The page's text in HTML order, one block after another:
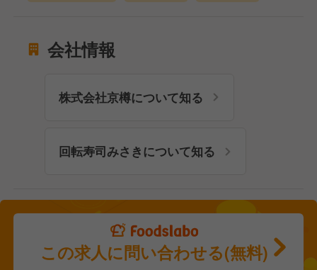
会社情報
株式会社京樽について知る
回転寿司みさきについて知る
この求人に問い合わせる(無料)